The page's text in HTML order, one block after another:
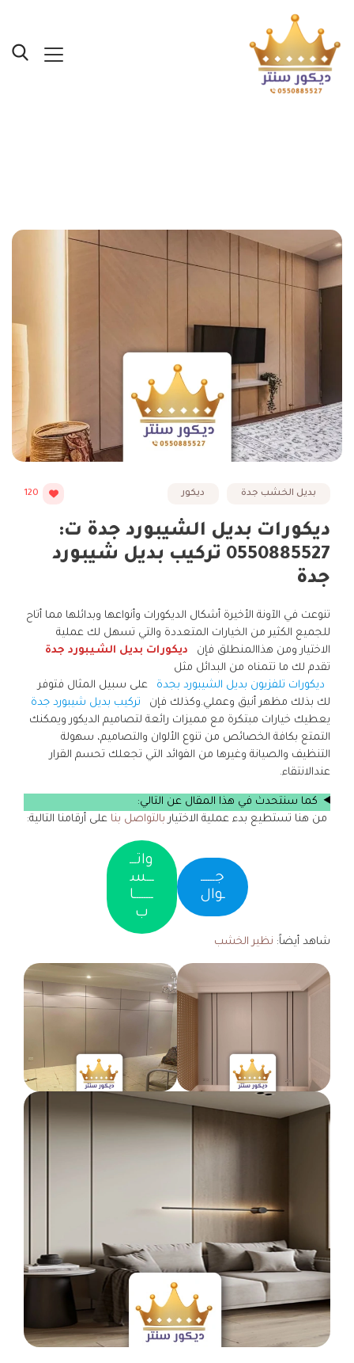
بديل الخشب جدة ديكور 120
ديكورات بديل الشيبورد جدة ت:
0550885527 تركيب بديل شيبورد
جدة
تنوعت في الآونة الأخيرة أشكال الديكورات وأنواعها وبدائلها مما أتاح
للجميع الكثير من الخيارات المتعددة والتي تسهل لك عملية
الاختيار ومن هذاالمنطلق فإن
ديكورات بديل الشيبورد جدة
تقدم لك ما تتمناه من البدائل مثل
ديكورات تلفزيون بديل الشيبورد بجدة
على سبيل المثال فتوفر
لك بذلك مظهر أنيق وعملي.وكذلك فإن
تركيب بديل شيبورد جدة
يعطيك خيارات مبتكرة مع مميزات رائعة لتصاميم الديكور ويمكنك
التمتع بكافة الخصائص من تنوع الألوان والتصاميم، سهولة
التنظيف والصيانة وغيرها من الفوائد التي تجعلك تحسم القرار
عندالانتقاء.
كما سنتحدث في هذا المقال عن التالي:
من هنا تستطيع بدء عملية الاختيار بالتواصل بنا على أرقامنا التالية:
جــــــ
ـوال
واتـــ
ـــس
ــــــــا
ب
شاهد أيضاً: نظير الخشب